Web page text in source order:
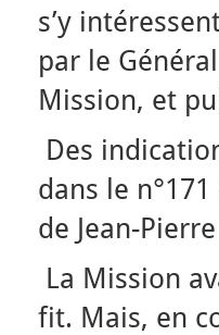
s’y
par le
Mission, et
Des
dans le
de Jean-
La Mission
fit. Mais, en